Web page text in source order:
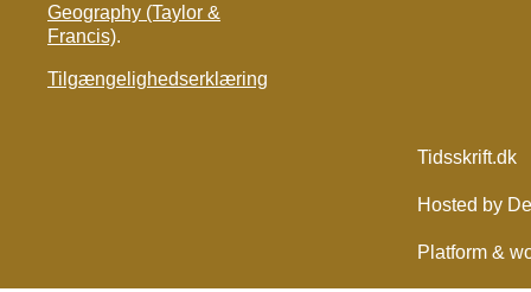
Geography (Taylor &
Francis).
Tilgængelighedserklæring